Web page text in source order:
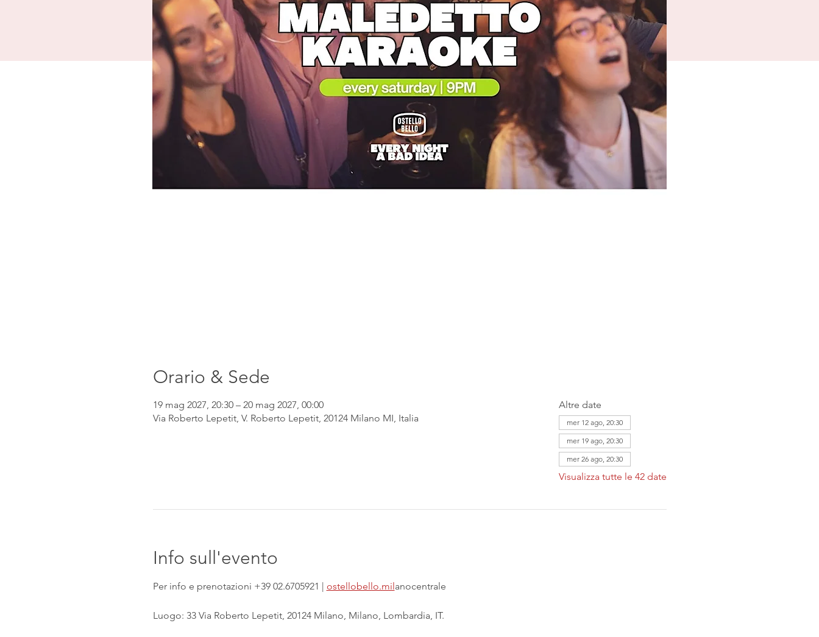
Orario & Sede
19 mag 2027, 20:30 – 20 mag 2027, 00:00
Via Roberto Lepetit, V. Roberto Lepetit, 20124 Milano MI, Italia
Altre date
mer 12 ago, 20:30
mer 19 ago, 20:30
mer 26 ago, 20:30
Visualizza tutte le 42 date
Info sull'evento
Per info e prenotazioni +39 02.6705921 | ostellobello.milanocentrale
Luogo: 33 Via Roberto Lepetit, 20124 Milano, Milano, Lombardia, IT.